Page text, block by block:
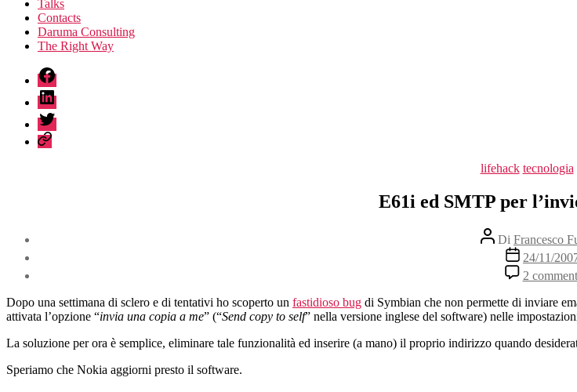
Talks
Contacts
Daruma Consulting
The Right Way
fb
linkedin
twitter
sessionize
Categorie
lifehack tecnologia
E61i ed SMTP per
Autore
articolo
Di Francesco
Data
dell'articolo
24/11/
2
Dopo una settimana di sclero e di tentativi ho scoperto un fastidioso bug di Symbian che non permette di inviare
attivata l’opzione “invia una copia a me” (“Send copy to self” nella versione inglese del software) nelle
La soluzione per ora è semplice, eliminare tale funzionalità ed inserire (a mano) il proprio indirizzo quando
Speriamo che Nokia aggiorni presto il software.